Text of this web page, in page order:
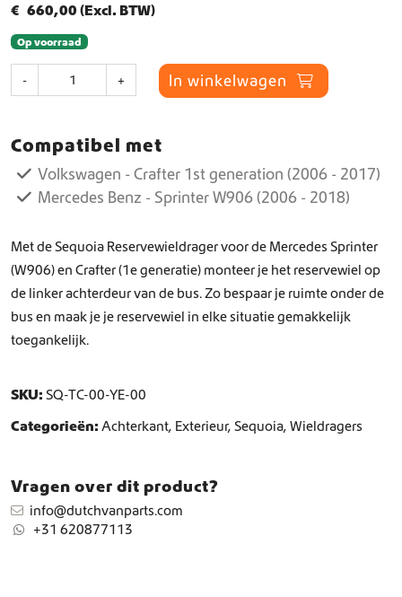
€ 660,00 (Excl. BTW)
Op voorraad
-
r
w
e
d
r
a
g
a
n
l
+ In winkelwagen
Compatibel met
Volkswagen - Crafter 1st generation (2006 - 2017)
Mercedes Benz - Sprinter W906 (2006 - 2018)
Met de Sequoia Reservewieldrager voor de Mercedes Sprinter
(W906) en Crafter (1e generatie) monteer je het reservewiel op
de linker achterdeur van de bus. Zo bespaar je ruimte onder de
bus en maak je je reservewiel in elke situatie gemakkelijk
toegankelijk.
SKU: SQ-TC-00-YE-00
Categorieën: Achterkant, Exterieur, Sequoia, Wieldragers
Vragen over dit product?
info@dutchvanparts.com
+31 620877113